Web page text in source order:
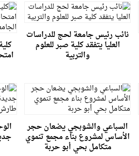
نائب رئيس جامعة لحج للدراسات
العليا يتفقد كلية صبر للعلوم
والتربية
السباعي والشوبجي يضعان حجر
الأساس لمشروع بناء مجمع تنموي
متكامل بحي أبو حربة